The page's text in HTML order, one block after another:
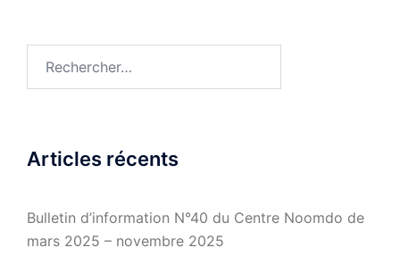
Articles récents
Bulletin d’information N°40 du Centre Noomdo de
mars 2025 – novembre 2025